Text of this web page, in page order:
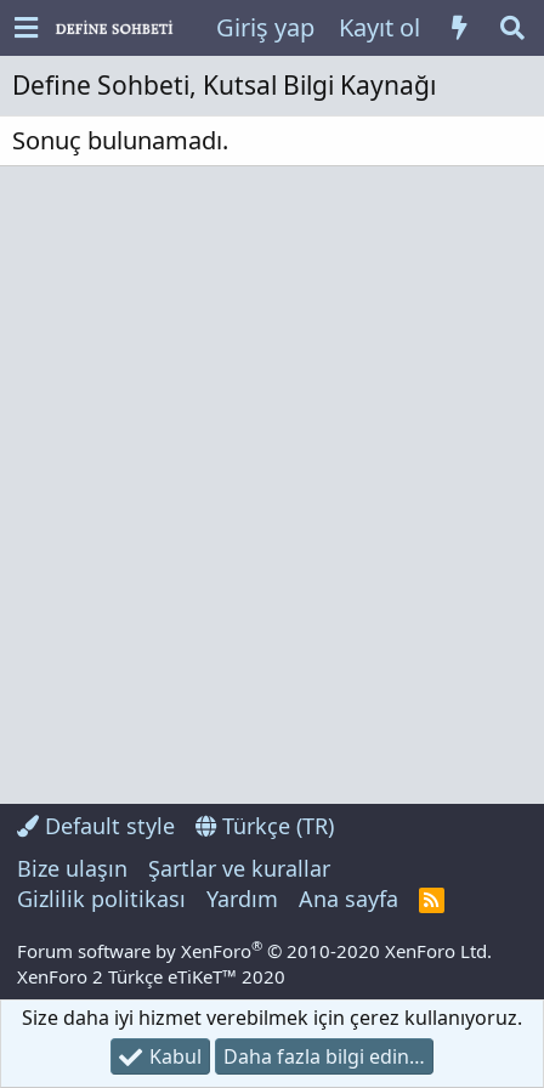
Giriş yap Kayıt ol
Define Sohbeti, Kutsal Bilgi Kaynağı
Sonuç bulunamadı.
Default style
Türkçe (TR)
Bize ulaşın
Şartlar ve kurallar
Gizlilik politikası
Yardım Ana sayfa
R
S
Forum software by XenForo® © 2010-2020 XenForo Ltd.
XenForo 2 Türkçe eTiKeT™ 2020
Size daha iyi hizmet verebilmek için çerez kullanıyoruz.
Kabul
Daha fazla bilgi edin…